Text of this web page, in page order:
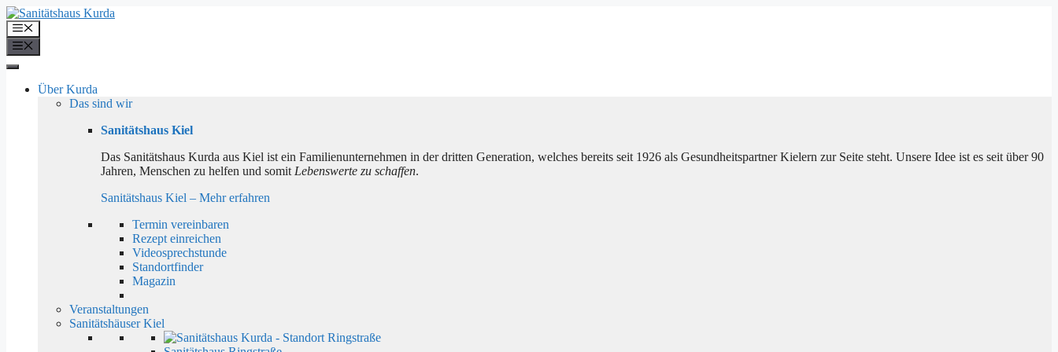
Zum
Inhalt
springen
Menü
Über Kurda
Das sind wir
Sanitätshaus Kiel
Das Sanitätshaus Kurda aus Kiel ist ein Familienunternehmen in der dritten Generation, welches bereits seit 1926 als Gesundheitspartner Kielern zur Seite steht. Unsere Idee ist es seit über 90
Jahren, Menschen zu helfen und somit Lebenswerte zu schaffen.
Sanitätshaus Kiel – Mehr erfahren
Termin vereinbaren
Rezept einreichen
Videosprechstunde
Standortfinder
Magazin
Veranstaltungen
Sanitätshäuser Kiel